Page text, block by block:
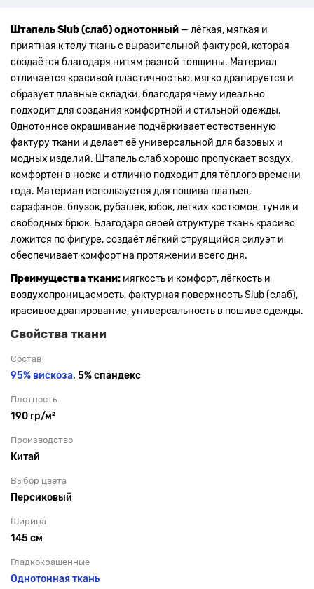
Штапель Slub (слаб) однотонный — лёгкая, мягкая и
приятная к телу ткань с выразительной фактурой, которая
создаётся благодаря нитям разной толщины. Материал
отличается красивой пластичностью, мягко драпируется и
образует плавные складки, благодаря чему идеально
подходит для создания комфортной и стильной одежды.
Однотонное окрашивание подчёркивает естественную
фактуру ткани и делает её универсальной для базовых и
модных изделий. Штапель слаб хорошо пропускает воздух,
комфортен в носке и отлично подходит для тёплого времени
года. Материал используется для пошива платьев,
сарафанов, блузок, рубашек, юбок, лёгких костюмов, туник и
свободных брюк. Благодаря своей структуре ткань красиво
ложится по фигуре, создаёт лёгкий струящийся силуэт и
обеспечивает комфорт на протяжении всего дня.
Преимущества ткани: мягкость и комфорт, лёгкость и
воздухопроницаемость, фактурная поверхность Slub (слаб),
красивое драпирование, универсальность в пошиве одежды.
Свойства ткани
Состав
95% вискоза, 5% спандекс
Плотность
190 гр/м²
Производство
Китай
Выбор цвета
Персиковый
Ширина
145 см
Гладкокрашенные
Однотонная ткань